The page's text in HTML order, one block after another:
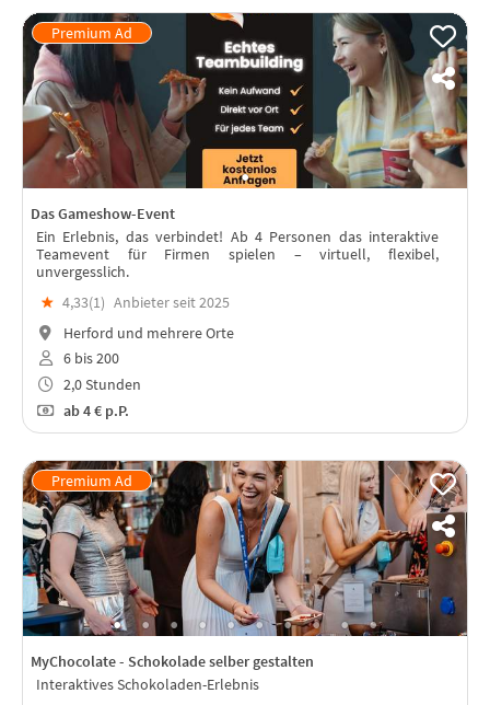
Das Gameshow-Event
Ein Erlebnis, das verbindet! Ab 4 Personen das interaktive
Teamevent für Firmen spielen – virtuell, flexibel,
unvergesslich.
★ 4,33(1) Anbieter seit 2025
Herford und mehrere Orte
6 bis 200
2,0 Stunden
ab4 € p.P.
MyChocolate - Schokolade selber gestalten
Interaktives Schokoladen-Erlebnis